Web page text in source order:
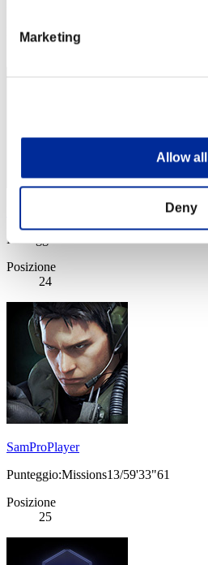
Marketing
Allow all
Deny
Posizione
23
Punteggio:Missions14/58'20"74
Posizione
24
SamProPlayer
Punteggio:Missions13/59'33"61
Posizione
25